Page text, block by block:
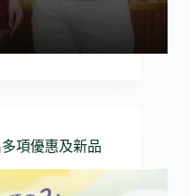
項優惠及新品